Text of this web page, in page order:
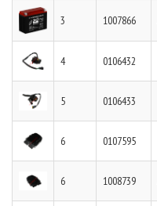
3 1007866
4 0106432
5 0106433
6 0107595
6 1008739